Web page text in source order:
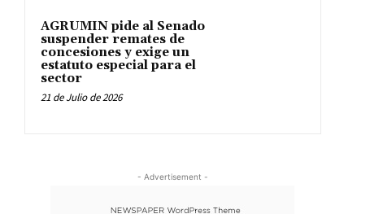
AGRUMIN pide al Senado
suspender remates de
concesiones y exige un
estatuto especial para el
sector
21 de Julio de 2026
- Advertisement -